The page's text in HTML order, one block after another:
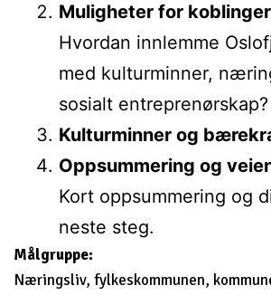
Muligheter for
Hvordan innlemme
med kulturminner,
sosialt entreprenørskap?
Kulturminner og
Oppsummering og
Kort oppsummering og
neste steg.
Målgruppe:
Næringsliv, fylkeskommunen,